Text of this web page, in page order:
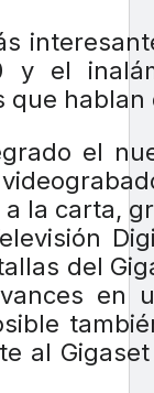
y el
que
el
la carta,
del
en
al